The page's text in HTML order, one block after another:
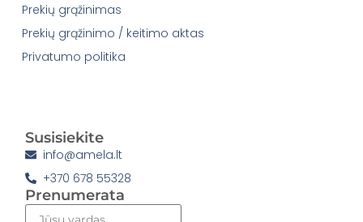
Prekių grąžinimas
Prekių grąžinimo / keitimo aktas
Privatumo politika
Susisiekite
info@amela.lt
+370 678 55328
Prenumerata